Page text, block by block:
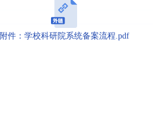
附件：学校科研院系统备案流程.pdf